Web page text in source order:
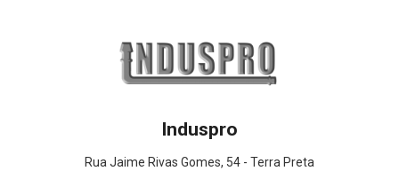
Induspro
Rua Jaime Rivas Gomes, 54 - Terra Preta